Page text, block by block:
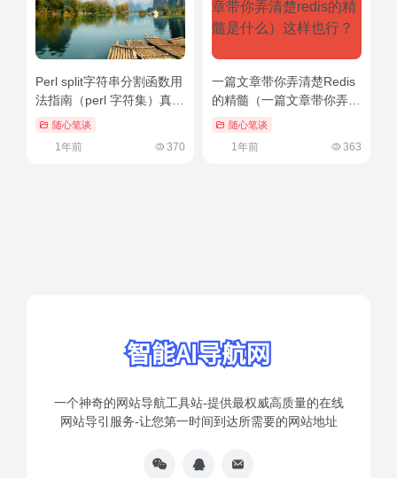
Perl split字符串分割函数用
法指南（perl 字符集）真没
想到随心笔谈
1年前 370
一篇文章带你弄清楚Redis
的精髓（一篇文章带你弄清
楚redis的精髓是什么）这
随心笔谈
1年前 363
一个神奇的网站导航工具站-提供最权威高质量的在线
网站导引服务-让您第一时间到达所需要的网站地址